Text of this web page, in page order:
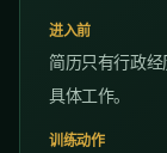
进入前
简历只有行政
具体工作。
训练动作